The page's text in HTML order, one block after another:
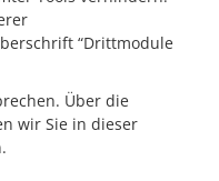
“Drittmodule
Über die
wir Sie in dieser